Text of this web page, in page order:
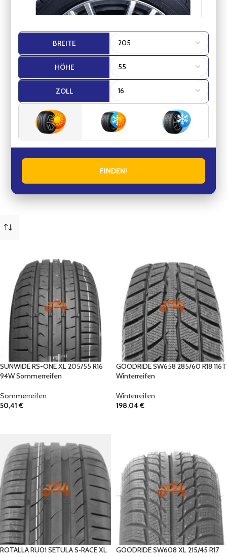
BREITE
HÖHE
ZOLL
FINDEN!
SUNWIDE RS-ONE XL 205/55 R16
94W Sommerreifen
Sommerreifen
50,41€
GOODRIDE SW658 285/60 R18 116T
Winterreifen
Winterreifen
198,04€
ROTALLA RU01 SETULA S‑RACE XL
GOODRIDE SW608 XL 215/45 R17